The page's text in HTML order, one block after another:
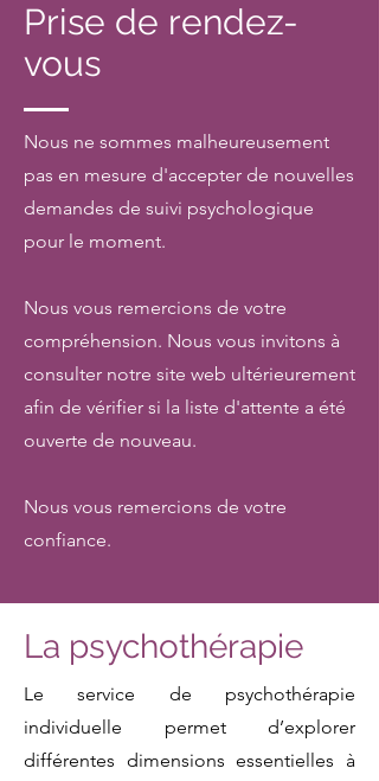
Prise de rendez-
vous
Nous ne sommes malheureusement
pas en mesure d'accepter de nouvelles
demandes de suivi psychologique
pour le moment.
Nous vous remercions de votre
compréhension. Nous vous invitons à
consulter notre site web ultérieurement
afin de vérifier si la liste d'attente a été
ouverte de nouveau.
Nous vous remercions de votre
confiance.
La psychothérapie
Le service de psychothérapie
individuelle permet d’explorer
différentes dimensions essentielles à